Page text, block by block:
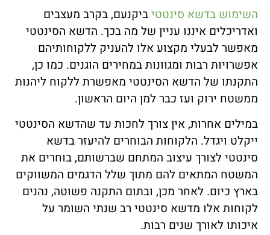
השימוש בדשא סינטטיביקנעם, בקרב מעצבים
ואדריכלים איננו עניין של מה בכך. הדשא הסינטטי
מאפשר לבעלי מקצוע אלו להעניק ללקוחותיהם
אפשרויות רבות ומגוונות במחירים הוגנים. כמו כן,
התקנתו של הדשא הסינטטי מאפשרת ללקוח ליהנות
ממשטח ירוק ועז כבר למן היום הראשון.
במילים אחרות, אין צורך לחכות עד שהדשא הסינטטי
ייקלט ויגדל. הלקוחות הבוחרים להיעזר בדשא
סינטטי לצורך עיצוב המתחם שברשותם, בוחרים את
המשטח המתאים להם מתוך שלל הדגמים המשווקים
בארץ כיום. לאחר מכן, ובתום התקנה פשוטה, נהנים
לקוחות אלו מדשא סינטטי רב שנתי השומר על
איכותו לאורך שנים רבות.